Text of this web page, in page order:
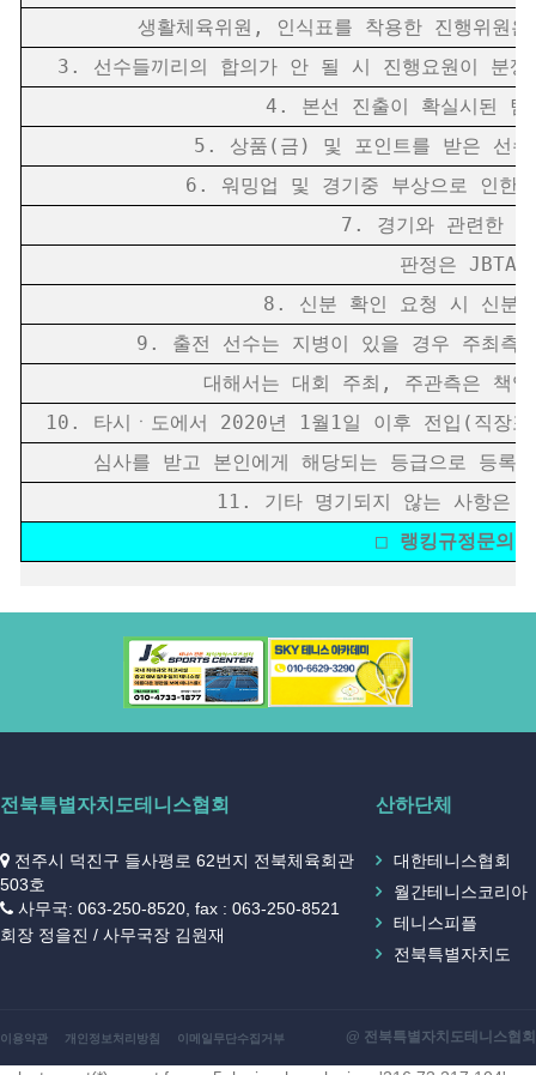
생활체육위원, 인식표를 착용한 진행위원
3. 선수들끼리의 합의가 안 될 시 진행요원이 분쟁
4. 본선 진출이 확실시된 팀
5. 상품(금) 및 포인트를 받은 선수
6. 워밍업 및 경기중 부상으로 인한
7. 경기와 관련한 모
판정은 JBTA 생
8. 신분 확인 요청 시 신분증
9. 출전 선수는 지병이 있을 경우 주최측
대해서는 대회 주최, 주관측은 책임
10. 타시ㆍ도에서 2020년 1월1일 이후 전입(직장포
심사를 받고 본인에게 해당되는 등급으로 등록
11. 기타 명기되지 않는 사항은
□ 랭킹규정문의
전북특별자치도테니스협회
전주시 덕진구 들사평로 62번지 전북체육회관
503호
사무국: 063-250-8520, fax : 063-250-8521
회장 정을진 / 사무국장 김원재
산하단체
대한테니스협회
월간테니스코리아
테니스피플
전북특별자치도
이용약관 개인정보처리방침 이메일무단수집거부 @ 전북특별자치도테니스협회